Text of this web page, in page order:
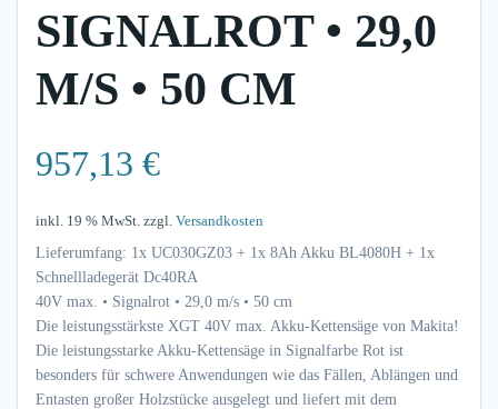
SIGNALROT • 29,0
M/S • 50 CM
957,13 €
inkl. 19 % MwSt. zzgl. Versandkosten
Lieferumfang: 1x UC030GZ03 + 1x 8Ah Akku BL4080H + 1x
Schnellladegerät Dc40RA
40V max. • Signalrot • 29,0 m/s • 50 cm
Die leistungsstärkste XGT 40V max. Akku-Kettensäge von Makita!
Die leistungsstarke Akku-Kettensäge in Signalfarbe Rot ist
besonders für schwere Anwendungen wie das Fällen, Ablängen und
Entasten großer Holzstücke ausgelegt und liefert mit dem